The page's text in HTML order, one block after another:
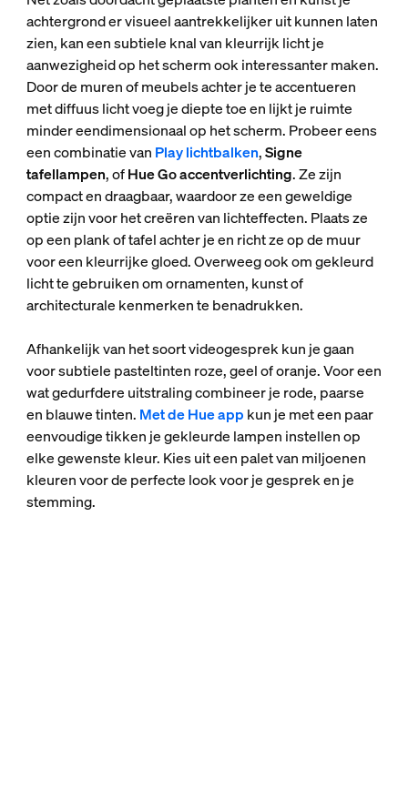
achtergrond er visueel aantrekkelijker uit kunnen laten
zien, kan een subtiele knal van kleurrijk licht je
aanwezigheid op het scherm ook interessanter maken.
Door de muren of meubels achter je te accentueren
met diffuus licht voeg je diepte toe en lijkt je ruimte
minder eendimensionaal op het scherm. Probeer eens
een combinatie van Play lichtbalken,Signe
tafellampen, ofHue Go accentverlichting. Ze zijn
compact en draagbaar, waardoor ze een geweldige
optie zijn voor het creëren van lichteffecten. Plaats ze
op een plank of tafel achter je en richt ze op de muur
voor een kleurrijke gloed. Overweeg ook om gekleurd
licht te gebruiken om ornamenten, kunst of
architecturale kenmerken te benadrukken.
Afhankelijk van het soort videogesprek kun je gaan
voor subtiele pasteltinten roze, geel of oranje. Voor een
wat gedurfdere uitstraling combineer je rode, paarse
en blauwe tinten. Met de Hue app kun je met een paar
eenvoudige tikken je gekleurde lampen instellen op
elke gewenste kleur. Kies uit een palet van miljoenen
kleuren voor de perfecte look voor je gesprek en je
stemming.